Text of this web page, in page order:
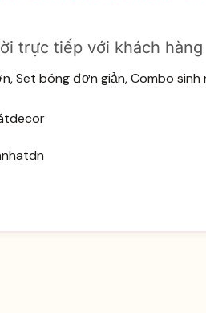
trực tiếp với khách hàng
Set bóng đơn giản, Combo sinh